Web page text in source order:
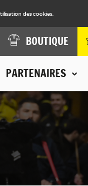
des cookies.
PARTENAIRES
BOUTIQUE